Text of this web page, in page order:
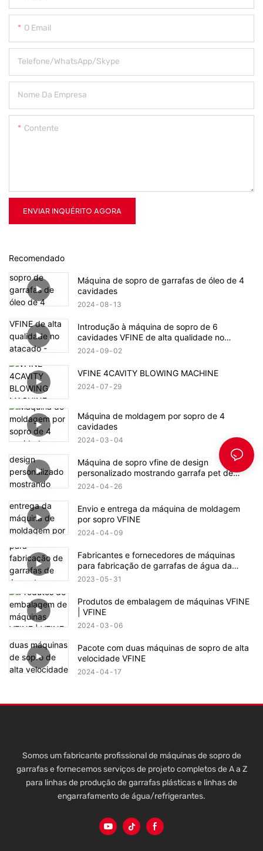
O Email
Telefone/WhatsApp/Skype
Nome Da Empresa
Contente
ENVIAR INQUÉRITO AGORA
Recomendado
Máquina de sopro de garrafas de óleo de 4
cavidades
2024 08 13
Introdução à máquina de sopro de 6
cavidades VFINE de alta qualidade no
atacado - Zhongshan Vfine Machinery Co.,
2024 09 02
VFINE 4CAVITY BLOWING MACHINE
2024 07 29
Máquina de moldagem por sopro de 4
cavidades
2024 03 04
Máquina de sopro vfine de design
personalizado mostrando garrafa pet de
plástico
2024 04 26
Envio e entrega da máquina de moldagem
por sopro VFINE
2024 04 09
Fabricantes e fornecedores de máquinas
para fabricação de garrafas de água da
melhor qualidade - vfine Factory
2023 05 31
Produtos de embalagem de máquinas VFINE
| VFINE
2024 03 06
Pacote com duas máquinas de sopro de alta
velocidade VFINE
2024 04 17
Somos um fabricante profissional de máquinas de sopro de
garrafas e fornecemos serviços de projeto completos de A a Z
para linhas de produção de garrafas plásticas e linhas de
engarrafamento de água/refrigerantes.